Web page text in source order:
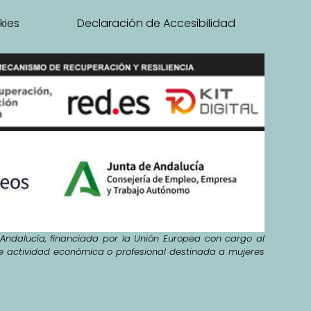
Declaración de Accesibilidad
financiada por la Unión Europea con cargo al
actividad económica o profesional destinada a mujeres